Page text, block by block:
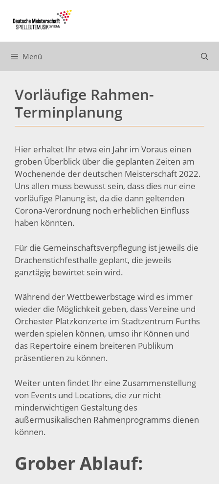
Inhalt
springen
Menü
Vorläufige Rahmen-
Terminplanung
Hier erhaltet Ihr etwa ein Jahr im Voraus einen
groben Überblick über die geplanten Zeiten am
Wochenende der deutschen Meisterschaft 2022.
Uns allen muss bewusst sein, dass dies nur eine
vorläufige Planung ist, da die dann geltenden
Corona-Verordnung noch erheblichen Einfluss
haben könnten.
Für die Gemeinschaftsverpflegung ist jeweils die
Drachenstichfesthalle geplant, die jeweils
ganztägig bewirtet sein wird.
Während der Wettbewerbstage wird es immer
wieder die Möglichkeit geben, dass Vereine und
Orchester Platzkonzerte im Stadtzentrum Furths
werden spielen können, umso ihr Können und
das Repertoire einem breiteren Publikum
präsentieren zu können.
Weiter unten findet Ihr eine Zusammenstellung
von Events und Locations, die zur nicht
minderwichtigen Gestaltung des
außermusikalischen Rahmenprogramms dienen
können.
Grober Ablauf: